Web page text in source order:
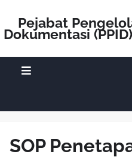
Pejabat
Dokumentasi
SOP